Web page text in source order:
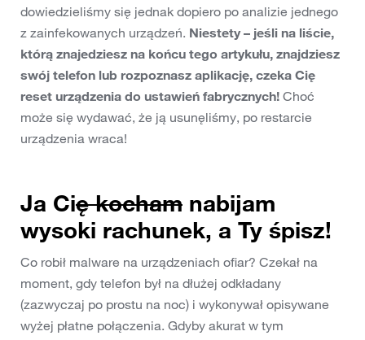
dowiedzieliśmy się jednak dopiero po analizie jednego
z zainfekowanych urządzeń. Niestety – jeśli na liście,
którą znajedziesz na końcu tego artykułu, znajdziesz
swój telefon lub rozpoznasz aplikację, czeka Cię
reset urządzenia do ustawień fabrycznych! Choć
może się wydawać, że ją usunęliśmy, po restarcie
urządzenia wraca!
Ja Cię kocham nabijam
wysoki rachunek, a Ty śpisz!
Co robił malware na urządzeniach ofiar? Czekał na
moment, gdy telefon był na dłużej odkładany
(zazwyczaj po prostu na noc) i wykonywał opisywane
wyżej płatne połączenia. Gdyby akurat w tym